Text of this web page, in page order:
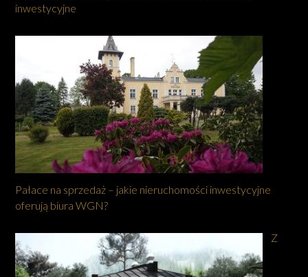
inwestycyjne
Pałace na sprzedaż – jakie nieruchomości inwestycyjne
oferują biura WGN?
Z